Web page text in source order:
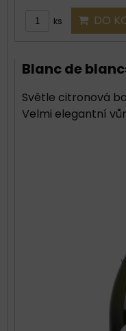
ks DO
Blanc de
Světle citronová
Velmi elegantní